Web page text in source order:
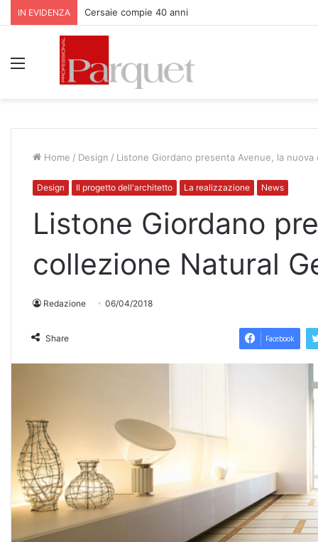
IN EVIDENZA Cersaie compie 40 anni
Home / Design / Listone Giordano presenta Avenue, la
Design Il progetto dell'architetto La realizzazione News
Listone Giordano
collezione Natural
Redazione 06/04/2018
Share Facebook